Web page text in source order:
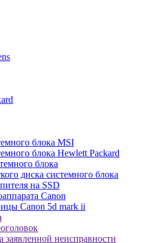
блока MSI
блока Hewlett Packard
блока
диска системного блока
на SSD
Canon
Canon 5d mark ii
заявленной неисправности